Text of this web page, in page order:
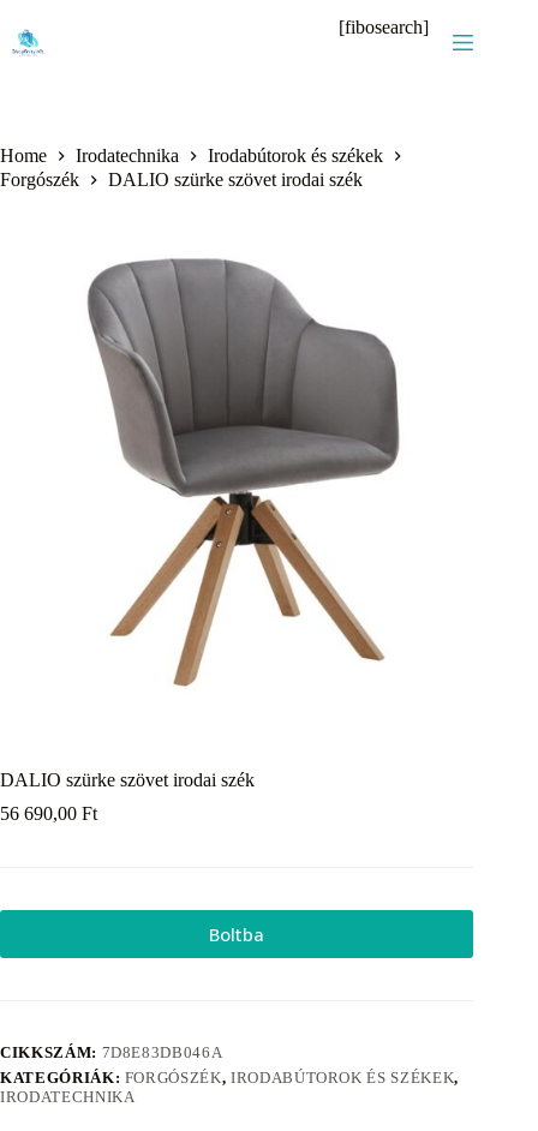
content
[fibosearch]
Home Irodatechnika
Irodabútorok és székek
Forgószék
DALIO szürke szövet irodai szék
DALIO szürke szövet irodai szék
56 690,00 Ft
Boltba
CIKKSZÁM: 7D8E83DB046A
KATEGÓRIÁK: FORGÓSZÉK, IRODABÚTOROK ÉS SZÉKEK,
IRODATECHNIKA